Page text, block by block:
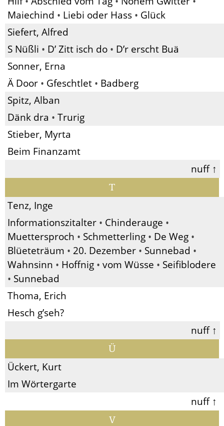
Maiechind • Liebi oder Hass • Glück
Siefert, Alfred
S Nüßli • D’ Zitt isch do • D’r erscht Buä
Sonner, Erna
Ä Door • Gfeschtlet • Badberg
Spitz, Alban
Dänk dra • Trurig
Stieber, Myrta
Beim Finanzamt
nuff ↑
T
Tenz, Inge
Informationszitalter • Chinderauge •
Muettersproch • Schmetterling • De Weg •
Blüeteträum • 20. Dezember • Sunnebad •
Wahnsinn • Hoffnig • vom Wüsse • Seifiblodere
• Sunnebad
Thoma, Erich
Hesch g’seh?
nuff ↑
Ü
Ückert, Kurt
Im Wörtergarte
nuff ↑
V